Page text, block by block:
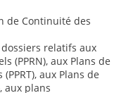
de Continuité des
relatifs aux
(PPRN), aux Plans de
aux Plans de
aux plans